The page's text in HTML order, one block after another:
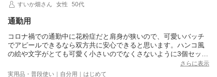
すいか畑さん 女性 50代
通勤用
コロナ禍での通勤中に花粉症だと肩身が狭いので、可愛いバッチ
でアピールできるなら双方共に安心できると思います。ハンコ風
の絵や文字がとても可愛く小さいのでなくさないように3個セット
さらに表示
実用品・普段使い｜自分用｜はじめて